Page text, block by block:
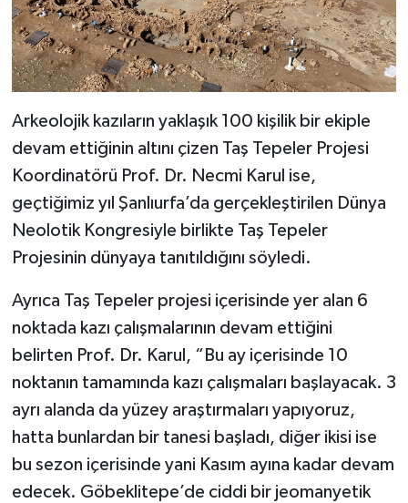
Arkeolojik kazıların yaklaşık 100 kişilik bir ekiple
devam ettiğinin altını çizen Taş Tepeler Projesi
Koordinatörü Prof. Dr. Necmi Karul ise,
geçtiğimiz yıl Şanlıurfa’da gerçekleştirilen Dünya
Neolotik Kongresiyle birlikte Taş Tepeler
Projesinin dünyaya tanıtıldığını söyledi.
Ayrıca Taş Tepeler projesi içerisinde yer alan 6
noktada kazı çalışmalarının devam ettiğini
belirten Prof. Dr. Karul, “Bu ay içerisinde 10
noktanın tamamında kazı çalışmaları başlayacak. 3
ayrı alanda da yüzey araştırmaları yapıyoruz,
hatta bunlardan bir tanesi başladı, diğer ikisi ise
bu sezon içerisinde yani Kasım ayına kadar devam
edecek. Göbeklitepe’de ciddi bir jeomanyetik